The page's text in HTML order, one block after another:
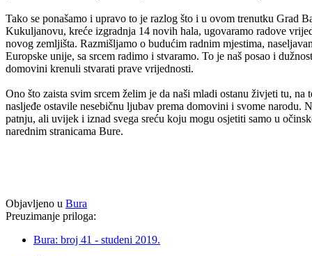
Tako se ponašamo i upravo to je razlog što i u ovom trenutku Grad
Kukuljanovu, kreće izgradnja 14 novih hala, ugovaramo radove
novog zemljišta. Razmišljamo o budućim radnim mjestima,
Europske unije, sa srcem radimo i stvaramo. To je naš posao i
domovini krenuli stvarati prave vrijednosti.
Ono što zaista svim srcem želim je da naši mladi ostanu živjeti tu,
nasljeđe ostavile nesebičnu ljubav prema domovini i svome narodu.
patnju, ali uvijek i iznad svega sreću koju mogu osjetiti samo u
narednim stranicama Bure.
Objavljeno u Bura
Preuzimanje priloga:
Bura: broj 41 - studeni 2019.